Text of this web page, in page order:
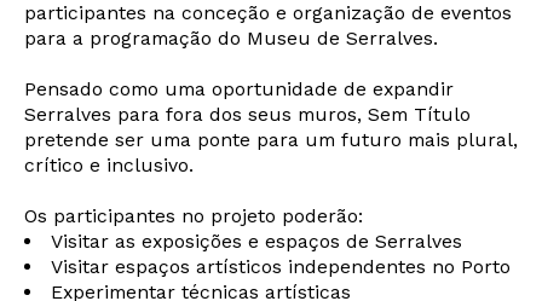
participantes na conceção e organização de eventos
para a programação do Museu de Serralves.
Pensado como uma oportunidade de expandir
Serralves para fora dos seus muros, Sem Título
pretende ser uma ponte para um futuro mais plural,
crítico e inclusivo.
Os participantes no projeto poderão:
Visitar as exposições e espaços de Serralves
Visitar espaços artísticos independentes no Porto
Experimentar técnicas artísticas
Newsletter